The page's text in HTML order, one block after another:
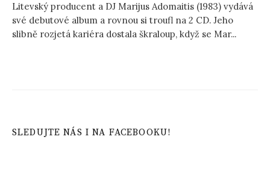
Litevský producent a DJ Marijus Adomaitis (1983) vydává
své debutové album a rovnou si troufl na 2 CD. Jeho
slibně rozjetá kariéra dostala škraloup, když se Mar...
SLEDUJTE NÁS I NA FACEBOOKU!